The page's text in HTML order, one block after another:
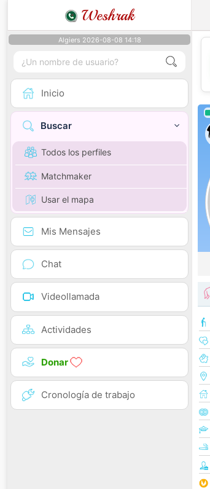
Weshrak
Algiers 2026-08-08 14:18
Inicio
Buscar
Todos los perfiles
Matchmaker
Usar el mapa
Mis Mensajes
Chat
Videollamada
Actividades
Donar
Cronología de trabajo